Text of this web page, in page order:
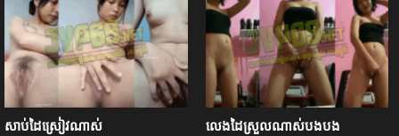
សាប់ដៃស្រៀវណាស់ លេងដៃស្រួលណាស់បងបង